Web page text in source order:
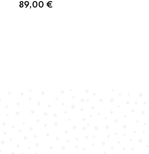
89,00 €